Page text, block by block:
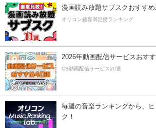
漫画読み放題サブスクおすすめ
オリコン顧客満足度ランキング
2026年動画配信サービスおす
CS動画配信サービス20選
毎週の音楽ランキングから、
ク！